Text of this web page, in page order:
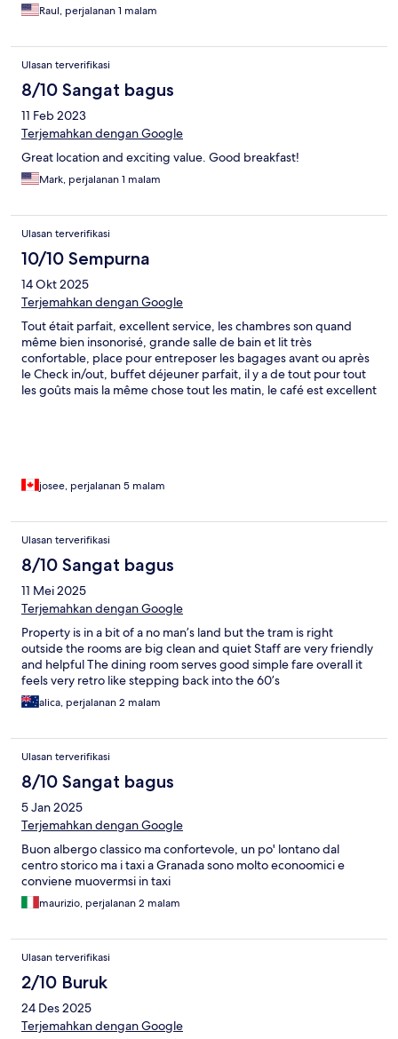
Raul, perjalanan 1 malam
Ulasan terverifikasi
8/10 Sangat bagus
11 Feb 2023
Terjemahkan dengan Google
Great location and exciting value. Good breakfast!
Mark, perjalanan 1 malam
Ulasan terverifikasi
10/10 Sempurna
14 Okt 2025
Terjemahkan dengan Google
Tout était parfait, excellent service, les chambres son quand
même bien insonorisé, grande salle de bain et lit très
confortable, place pour entreposer les bagages avant ou après
le Check in/out, buffet déjeuner parfait, il y a de tout pour tout
les goûts mais la même chose tout les matin, le café est excellent
josee, perjalanan 5 malam
Ulasan terverifikasi
8/10 Sangat bagus
11 Mei 2025
Terjemahkan dengan Google
Property is in a bit of a no man’s land but the tram is right
outside the rooms are big clean and quiet Staff are very friendly
and helpful The dining room serves good simple fare overall it
feels very retro like stepping back into the 60’s
alica, perjalanan 2 malam
Ulasan terverifikasi
8/10 Sangat bagus
5 Jan 2025
Terjemahkan dengan Google
Buon albergo classico ma confortevole, un po' lontano dal
centro storico ma i taxi a Granada sono molto econoomici e
conviene muovermsi in taxi
maurizio, perjalanan 2 malam
Ulasan terverifikasi
2/10 Buruk
24 Des 2025
Terjemahkan dengan Google